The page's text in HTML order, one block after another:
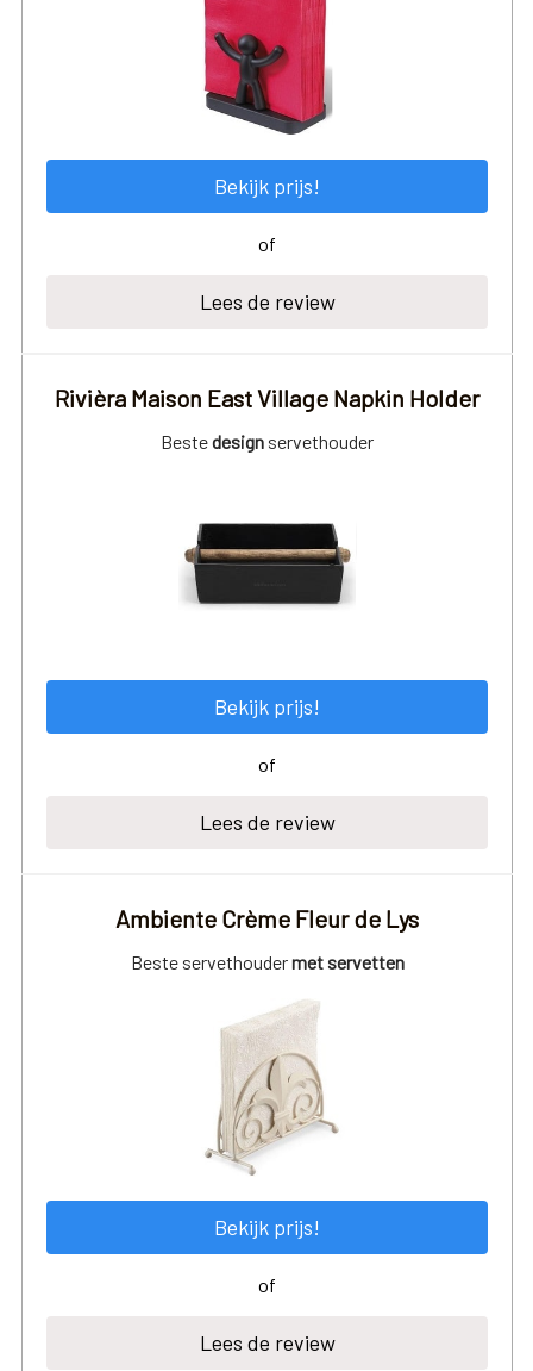
Bekijk prijs!
of
Lees de review
Rivièra Maison East Village Napkin Holder
Bestedesign servethouder
Bekijk prijs!
of
Lees de review
Ambiente Crème Fleur de Lys
Beste servethoudermet servetten
Bekijk prijs!
of
Lees de review